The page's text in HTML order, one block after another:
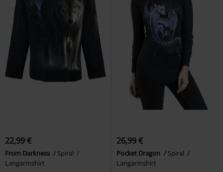
22,99 €
From Darkness
Spiral
Langarmshirt
26,99 €
Pocket Dragon
Spiral
Langarmshirt